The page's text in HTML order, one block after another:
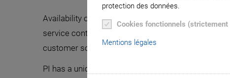
protection des données.
Cookies fonctionnels (strictement
Mentions légales
Availability of a component or a highly integrated
service contracts, reliable process and quality
customer solution on the market or in a research
PI has a unique combination of application